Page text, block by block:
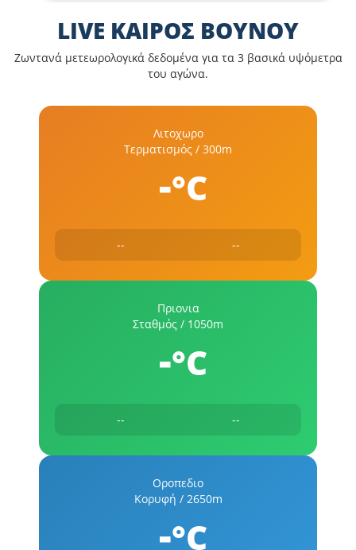
LIVE ΚΑΙΡΟΣ ΒΟΥΝΟΥ
Ζωντανά μετεωρολογικά δεδομένα για τα 3 βασικά υψόμετρα
του αγώνα.
Λιτοχωρο
Τερματισμός / 300m
-°C
-- --
Πριονια
Σταθμός / 1050m
-°C
-- --
Οροπεδιο
Κορυφή / 2650m
-°C